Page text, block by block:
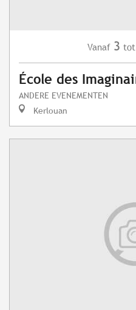
Vanaf 3 tot
École des
ANDERE EVENEMENTEN
Kerlouan